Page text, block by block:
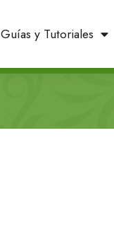
Guías y Tutoriales